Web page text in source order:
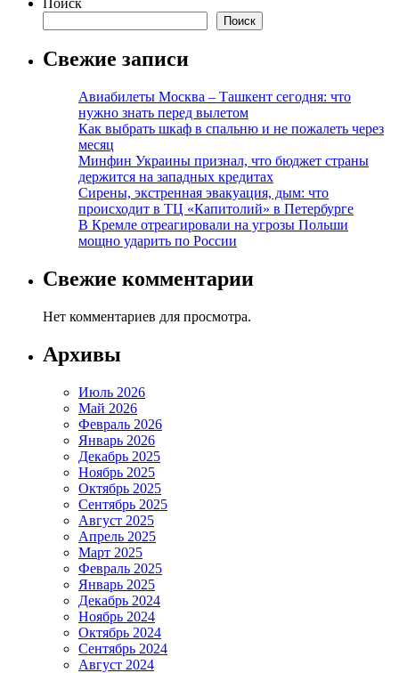
Поиск
Свежие записи
Авиабилеты Москва – Ташкент сегодня: что
нужно знать перед вылетом
Как выбрать шкаф в спальню и не пожалеть через
месяц
Минфин Украины признал, что бюджет страны
держится на западных кредитах
Сирены, экстренная эвакуация, дым: что
происходит в ТЦ «Капитолий» в Петербурге
В Кремле отреагировали на угрозы Польши
мощно ударить по России
Свежие комментарии
Нет комментариев для просмотра.
Архивы
Июль 2026
Май 2026
Февраль 2026
Январь 2026
Декабрь 2025
Ноябрь 2025
Октябрь 2025
Сентябрь 2025
Август 2025
Апрель 2025
Март 2025
Февраль 2025
Январь 2025
Декабрь 2024
Ноябрь 2024
Октябрь 2024
Сентябрь 2024
Август 2024